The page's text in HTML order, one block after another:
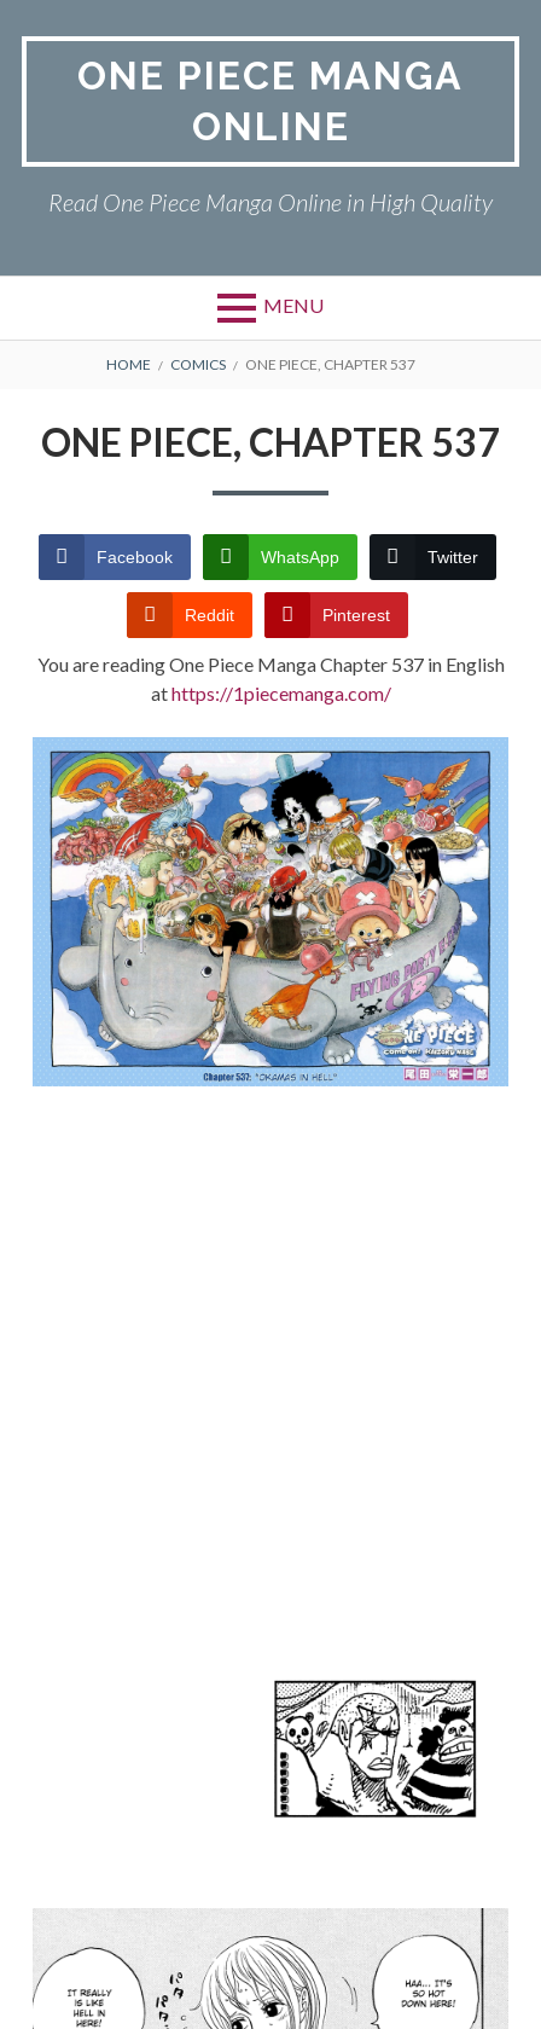
ONE PIECE MANGA
ONLINE
Read One Piece Manga Online in High Quality
MENU
Primary
ONE PIECE
TERMS AND
CONDITIONS
BREADCRUMBS
HOME COMICS ONE PIECE, CHAPTER 537
ONE PIECE, CHAPTER 537
Facebook WhatsApp Twitter
Reddit Pinterest
You are reading One Piece Manga Chapter 537 in English
athttps://1piecemanga.com/